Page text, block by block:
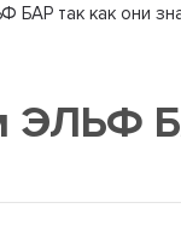
БАР так как они
ЭЛЬФ